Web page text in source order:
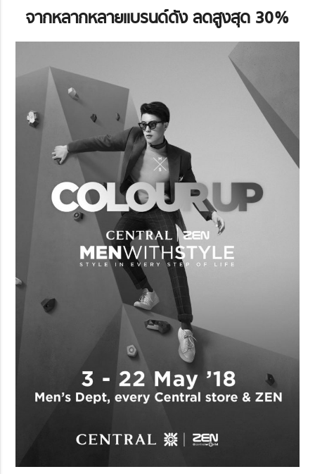
จากหลากหลายแบรนด์ดัง ลดสูงสุด 30%